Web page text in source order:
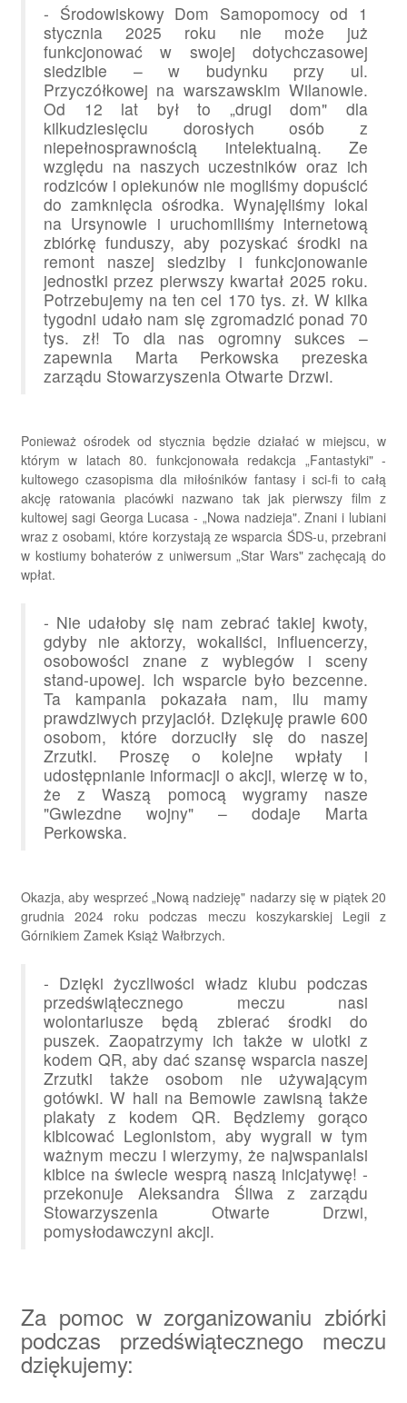
- Środowiskowy Dom Samopomocy od 1
stycznia 2025 roku nie może już
funkcjonować w swojej dotychczasowej
siedzibie – w budynku przy ul.
Przyczółkowej na warszawskim Wilanowie.
Od 12 lat był to „drugi dom" dla
kilkudziesięciu dorosłych osób z
niepełnosprawnością intelektualną. Ze
względu na naszych uczestników oraz ich
rodziców i opiekunów nie mogliśmy dopuścić
do zamknięcia ośrodka. Wynajęliśmy lokal
na Ursynowie i uruchomiliśmy internetową
zbiórkę funduszy, aby pozyskać środki na
remont naszej siedziby i funkcjonowanie
jednostki przez pierwszy kwartał 2025 roku.
Potrzebujemy na ten cel 170 tys. zł. W kilka
tygodni udało nam się zgromadzić ponad 70
tys. zł! To dla nas ogromny sukces –
zapewnia Marta Perkowska prezeska
zarządu Stowarzyszenia Otwarte Drzwi.
Ponieważ ośrodek od stycznia będzie działać w miejscu, w
którym w latach 80. funkcjonowała redakcja „Fantastyki" -
kultowego czasopisma dla miłośników fantasy i sci-fi to całą
akcję ratowania placówki nazwano tak jak pierwszy film z
kultowej sagi Georga Lucasa - „Nowa nadzieja". Znani i lubiani
wraz z osobami, które korzystają ze wsparcia ŚDS-u, przebrani
w kostiumy bohaterów z uniwersum „Star Wars" zachęcają do
wpłat.
- Nie udałoby się nam zebrać takiej kwoty,
gdyby nie aktorzy, wokaliści, influencerzy,
osobowości znane z wybiegów i sceny
stand-upowej. Ich wsparcie było bezcenne.
Ta kampania pokazała nam, ilu mamy
prawdziwych przyjaciół. Dziękuję prawie 600
osobom, które dorzuciły się do naszej
Zrzutki. Proszę o kolejne wpłaty i
udostępnianie informacji o akcji, wierzę w to,
że z Waszą pomocą wygramy nasze
"Gwiezdne wojny" – dodaje Marta
Perkowska.
Okazja, aby wesprzeć „Nową nadzieję" nadarzy się w piątek 20
grudnia 2024 roku podczas meczu koszykarskiej Legii z
Górnikiem Zamek Książ Wałbrzych.
- Dzięki życzliwości władz klubu podczas
przedświątecznego meczu nasi
wolontariusze będą zbierać środki do
puszek. Zaopatrzymy ich także w ulotki z
kodem QR, aby dać szansę wsparcia naszej
Zrzutki także osobom nie używającym
gotówki. W hali na Bemowie zawisną także
plakaty z kodem QR. Będziemy gorąco
kibicować Legionistom, aby wygrali w tym
ważnym meczu i wierzymy, że najwspanialsi
kibice na świecie wesprą naszą inicjatywę! -
przekonuje Aleksandra Śliwa z zarządu
Stowarzyszenia Otwarte Drzwi,
pomysłodawczyni akcji.
Za pomoc w zorganizowaniu zbiórki
podczas przedświątecznego meczu
dziękujemy: